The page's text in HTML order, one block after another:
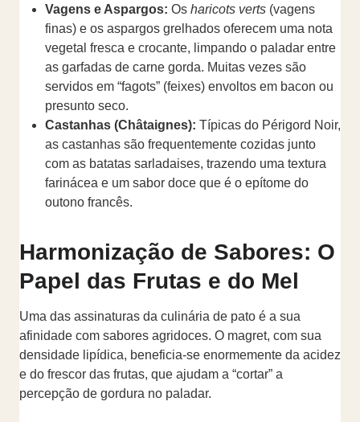
Vagens e Aspargos: Os haricots verts (vagens
finas) e os aspargos grelhados oferecem uma nota
vegetal fresca e crocante, limpando o paladar entre
as garfadas de carne gorda. Muitas vezes são
servidos em “fagots” (feixes) envoltos em bacon ou
presunto seco.
Castanhas (Châtaignes): Típicas do Périgord Noir,
as castanhas são frequentemente cozidas junto
com as batatas sarladaises, trazendo uma textura
farinácea e um sabor doce que é o epítome do
outono francês.
Harmonização de Sabores: O
Papel das Frutas e do Mel
Uma das assinaturas da culinária de pato é a sua
afinidade com sabores agridoces. O magret, com sua
densidade lipídica, beneficia-se enormemente da acidez
e do frescor das frutas, que ajudam a “cortar” a
percepção de gordura no paladar.